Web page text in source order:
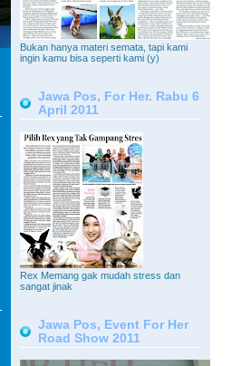
Bukan hanya materi semata, tapi kami
ingin kamu bisa seperti kami (y)
Jawa Pos, For Her. Rabu 6
April 2011
Rex Memang gak mudah stress dan
sangat jinak
Jawa Pos, Event For Her
Road Show 2011